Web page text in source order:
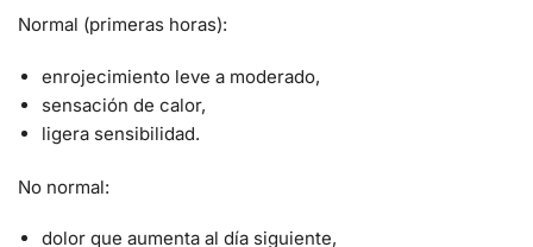
Normal (primeras horas):
enrojecimiento leve a moderado,
sensación de calor,
ligera sensibilidad.
No normal:
dolor que aumenta al día siguiente,